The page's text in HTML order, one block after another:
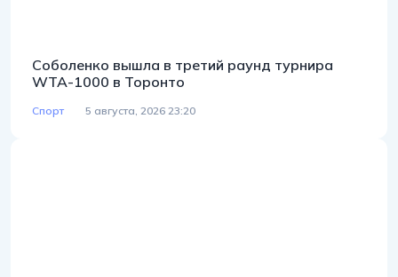
Соболенко вышла в третий раунд турнира
WTA-1000 в Торонто
Спорт 5 августа, 2026 23:20